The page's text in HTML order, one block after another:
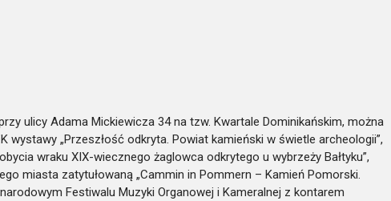
ulicy Adama Mickiewicza 34 na tzw. Kwartale Dominikańskim, można
wystawy „Przeszłość odkryta. Powiat kamieński w świetle archeologii”,
wraku XIX-wiecznego żaglowca odkrytego u wybrzeży Bałtyku”,
miasta zatytułowaną „Cammin in Pommern – Kamień Pomorski.
Festiwalu Muzyki Organowej i Kameralnej z kontarem